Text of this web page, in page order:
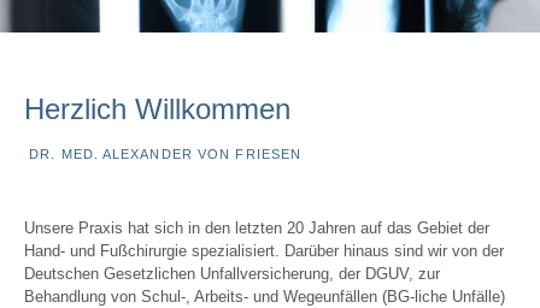
Herzlich Willkommen
DR. MED. ALEXANDER VON FRIESEN
Unsere Praxis hat sich in den letzten 20 Jahren auf das Gebiet der
Hand- und Fußchirurgie spezialisiert. Darüber hinaus sind wir von der
Deutschen Gesetzlichen Unfallversicherung, der DGUV, zur
Behandlung von Schul-, Arbeits- und Wegeunfällen (BG-liche Unfälle)